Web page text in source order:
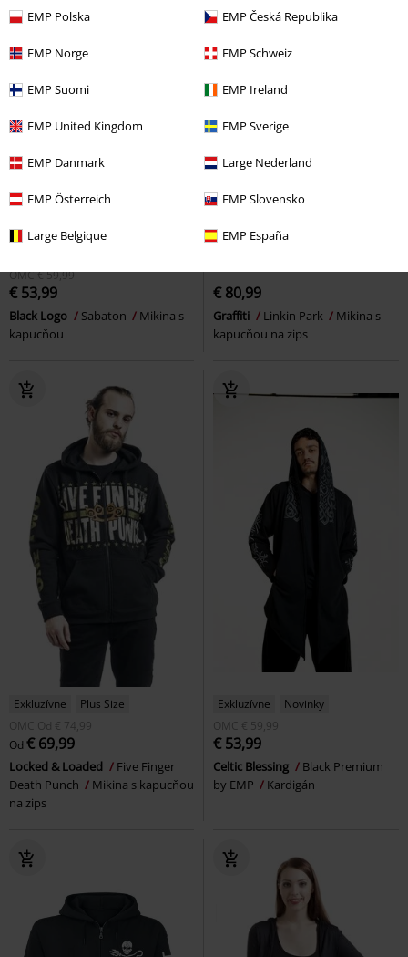
EMP Polska EMP Česká Republika
EMP Norge EMP Schweiz
EMP Suomi EMP Ireland
EMP United Kingdom EMP Sverige
EMP Danmark Large Nederland
EMP Österreich EMP Slovensko
Large Belgique EMP España
OMC€ 59,99
€ 53,99
Black Logo Sabaton
Mikina s
kapucňou
€ 80,99
Graffiti Linkin Park
Mikina s
kapucňou na zips
Exkluzívne
Plus Size
OMC Od € 74,99
Od € 69,99
Locked & Loaded
Five Finger
Death Punch
Mikina s kapucňou
na zips
Exkluzívne
Novinky
OMC € 59,99
€ 53,99
Celtic Blessing
Black Premium
by EMP
Kardigán